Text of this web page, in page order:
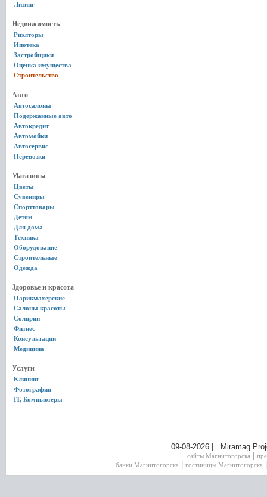
Лизинг
Недвижимость
Риэлторы
Ипотека
Застройщики
Оценка имущества
Строительство
Авто
Автосалоны
Подержанные авто
Автокредит
Автомойки
Автосервис
Перевозки
Магазины
Цветы
Сувениры
Спорттовары
Детям
Для дома
Техника
Оборудование
Строительные
Одежда
Здоровье и красота
Парикмахерские
Салоны красоты
Солярии
Фитнес
Консультации
Медицина
Услуги
Клининг
Фотография
IT, Компьютеры
09-08-2026 | Miramag
сайты Магнитогорска
банки Магнитогорска
гостиницы Магнитогорска